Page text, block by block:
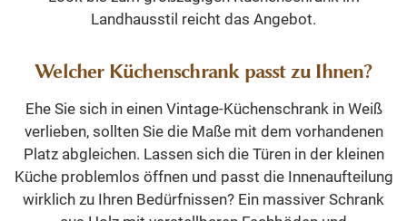
Landhausstil reicht das Angebot.
Welcher Küchenschrank passt zu Ihnen?
Ehe Sie sich in einen Vintage-Küchenschrank in Weiß
verlieben, sollten Sie die Maße mit dem vorhandenen
Platz abgleichen. Lassen sich die Türen in der kleinen
Küche problemlos öffnen und passt die Innenaufteilung
wirklich zu Ihren Bedürfnissen? Ein massiver Schrank